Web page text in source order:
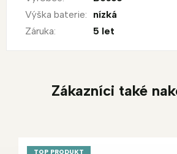
Výška baterie:
nízká
Záruka: 5 let
Zákazníci také
TOP PRODUKT